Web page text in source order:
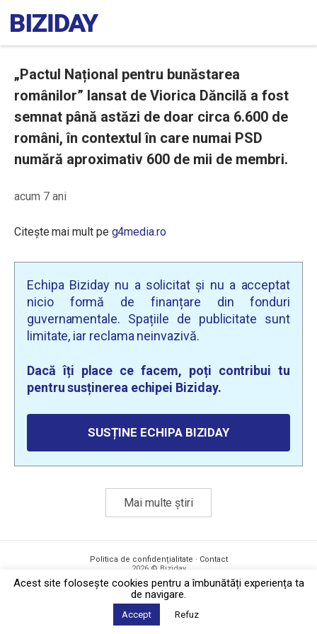
„Pactul Național pentru bunăstarea
românilor” lansat de Viorica Dăncilă a fost
semnat până astăzi de doar circa 6.600 de
români, în contextul în care numai PSD
numără aproximativ 600 de mii de membri.
acum 7 ani
Citește mai mult pe g4media.ro
Echipa Biziday nu a solicitat și nu a acceptat
nicio formă de finanțare din fonduri
guvernamentale. Spațiile de publicitate sunt
limitate, iar reclama neinvazivă.
Dacă îți place ce facem, poți contribui tu
pentru susținerea echipei Biziday.
SUSȚINE ECHIPA BIZIDAY
Mai multe știri
Politica de confidențialitate · Contact
2026 © Biziday
Acest site foloseşte cookies pentru a îmbunătăți experiența ta
de navigare.
Accept Refuz